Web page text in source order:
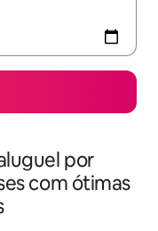
por
com ótimas